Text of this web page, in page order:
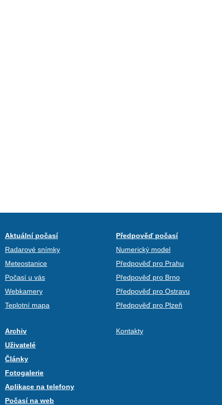
Aktuální počasí
Radarové snímky
Meteostanice
Počasí u vás
Webkamery
Teplotní mapa
Předpověď počasí
Numerický model
Předpověď pro Prahu
Předpověď pro Brno
Předpověď pro Ostravu
Předpověď pro Plzeň
Archiv
Uživatelé
Články
Fotogalerie
Aplikace na telefony
Počasí na web
Kontakty